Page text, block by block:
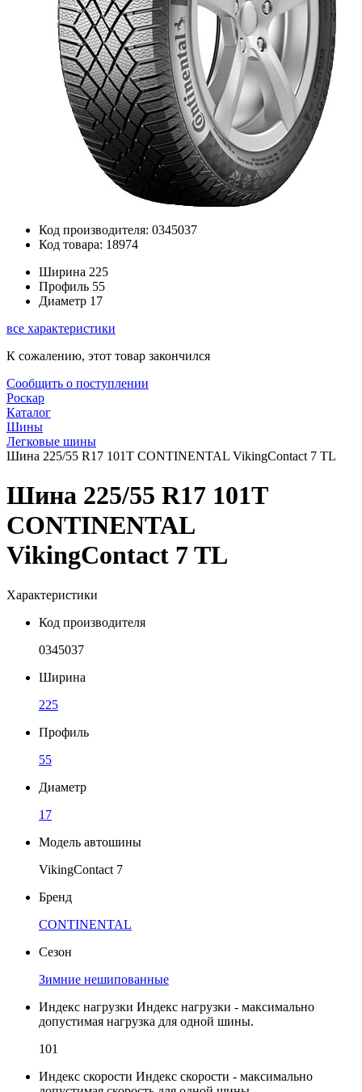
Код производителя: 0345037
Код товара: 18974
Ширина 225
Профиль 55
Диаметр 17
все характеристики
К сожалению, этот товар закончился
Сообщить о поступлении
Роскар
Каталог
Шины
Легковые шины
Шина 225/55 R17 101T CONTINENTAL VikingContact 7 TL
Шина 225/55 R17 101T
CONTINENTAL
VikingContact 7 TL
Характеристики
Код производителя
0345037
Ширина
225
Профиль
55
Диаметр
17
Модель автошины
VikingContact 7
Бренд
CONTINENTAL
Сезон
Зимние нешипованные
Индекс нагрузки Индекс нагрузки - максимально
допустимая нагрузка для одной шины.
101
Индекс скорости Индекс скорости - максимально